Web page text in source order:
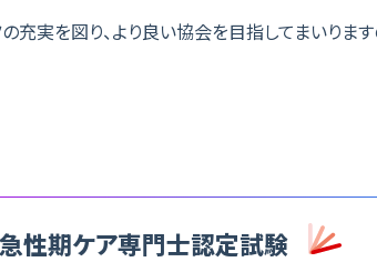
充実を図り、より良い協会を目指してまいります
急性期ケア専門士認定試験